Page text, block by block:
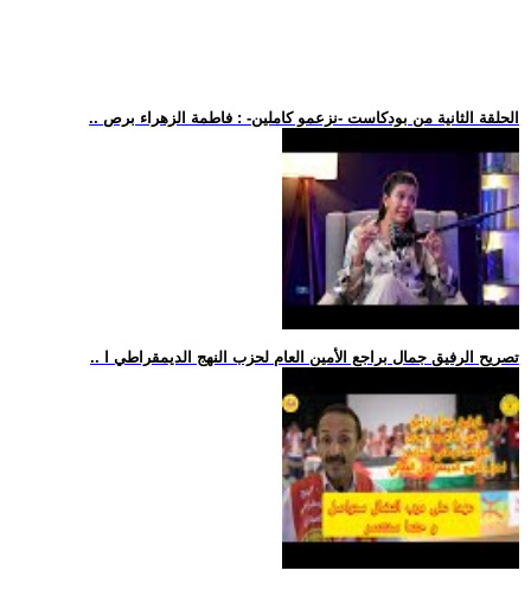
.. الحلقة الثانية من بودكاست -نزعمو كاملين- : فاطمة الزهراء برص
.. تصريح الرفيق جمال براجع الأمين العام لحزب النهج الديمقراطي ا